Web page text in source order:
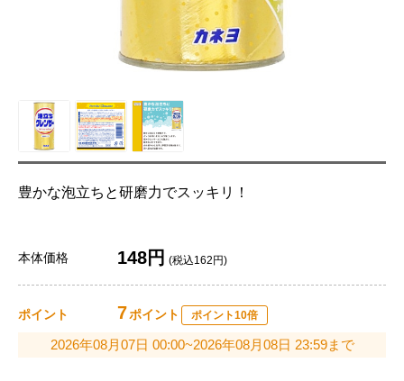
豊かな泡立ちと研磨力でスッキリ！
本体価格 148円 (税込162円)
ポイント 7ポイント ポイント10倍
2026年08月07日 00:00~2026年08月08日 23:59まで